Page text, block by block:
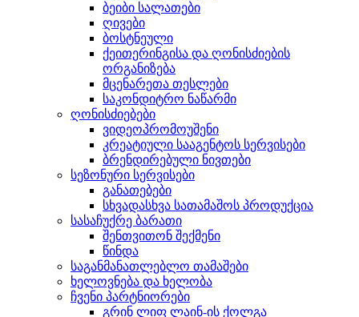
ბეიბი სალათები
ღივები
ბოსტნეული
ქეითერინგისა და ღონისძიების
ორგანიზება
მცენარეთა თესლები
საკონდიტრო ნაწარმი
ღონისძიებები
ვიდეოპრომოუშენი
კრეატიული სააგენტოს სერვისები
ბრენდირებული ნივთები
სეზონური სერვისები
განათებები
სხვადასხვა სათამაშოს პროდუქცია
სასაჩუქრე ბარათი
შენთვითონ შექმენი
წინდა
საგანმანათლებლო თამაშები
ხელოვნება და ხელობა
ჩვენი პარტნიორები
გრინ ლიფ ლაინ-ის ქოლგა